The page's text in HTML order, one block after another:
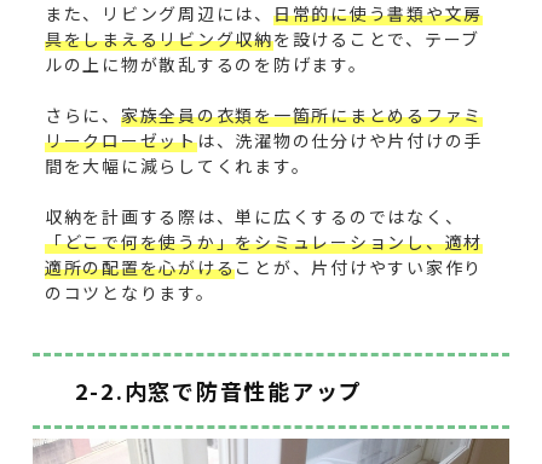
また、リビング周辺には、 日常的に使う書類や文房
具をしまえるリビング収納を設けることで、テーブ
ルの上に物が散乱するのを防げます。
さらに、 家族全員の衣類を一箇所にまとめるファミ
リークローゼットは、洗濯物の仕分けや片付けの手
間を大幅に減らしてくれます。
収納を計画する際は、単に広くするのではなく、
「どこで何を使うか」をシミュレーションし、適材
適所の配置を心がけることが、片付けやすい家作り
のコツとなります。
2-2.内窓で防音性能アップ